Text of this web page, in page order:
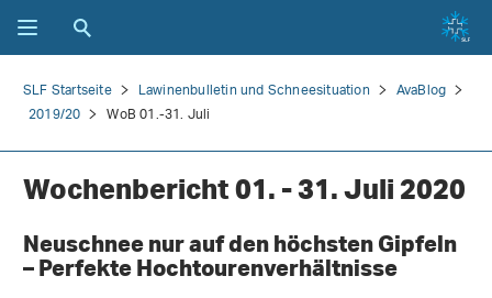
SLF Startseite Lawinenbulletin und Schneesituation
AvaBlog
2019/20
WoB 01.-31. Juli
Wochenbericht 01. - 31. Juli 2020
Neuschnee nur auf den höchsten Gipfeln
– Perfekte Hochtourenverhältnisse